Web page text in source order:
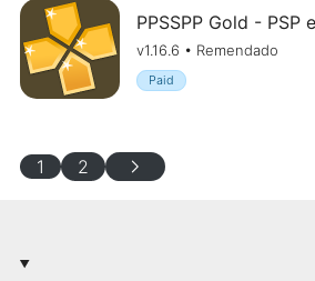
PPSSPP Gold - PSP
v1.16.6 • Remendado
Paid
1 2 chevron_right